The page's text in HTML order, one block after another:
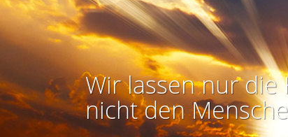
Wir lassen nur die
nicht den